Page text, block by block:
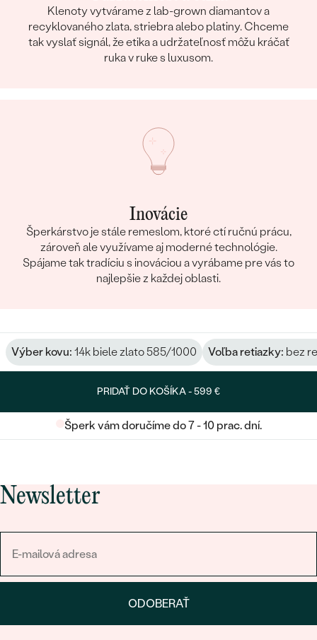
Klenoty vytvárame z lab-grown diamantov a
recyklovaného zlata, striebra alebo platiny. Chceme
tak vyslať signál, že etika a udržateľnosť môžu kráčať
ruka v ruke s luxusom.
Inovácie
Šperkárstvo je stále remeslom, ktoré ctí ručnú prácu,
zároveň ale využívame aj moderné technológie.
Spájame tak tradíciu s inováciou a vyrábame pre vás to
najlepšie z každej oblasti.
Výber kovu: 14k biele zlato 585/1000 Voľba retiazky: bez
PRIDAŤ DO KOŠÍKA -599 €
Šperk vám doručíme do 7 - 10 prac. dní.
Newsletter
ODOBERAŤ